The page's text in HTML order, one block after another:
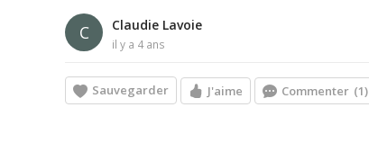
C Claudie Lavoie
il y a 4 ans
Sauvegarder J'aime Commenter (1)